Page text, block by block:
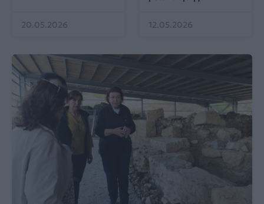
20.05.2026 12.05.2026